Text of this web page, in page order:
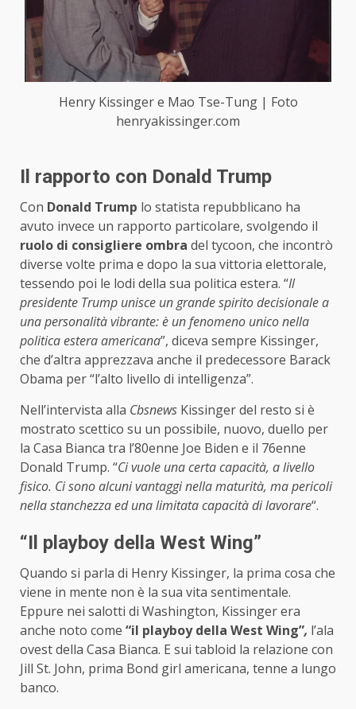
Henry Kissinger e Mao Tse-Tung | Foto
henryakissinger.com
Il rapporto con Donald Trump
Con Donald Trump lo statista repubblicano ha
avuto invece un rapporto particolare, svolgendo il
ruolo di consigliere ombra del tycoon, che incontrò
diverse volte prima e dopo la sua vittoria elettorale,
tessendo poi le lodi della sua politica estera. “Il
presidente Trump unisce un grande spirito decisionale a
una personalità vibrante: è un fenomeno unico nella
politica estera americana”, diceva sempre Kissinger,
che d’altra apprezzava anche il predecessore Barack
Obama per “l’alto livello di intelligenza”.
Nell’intervista alla Cbsnews Kissinger del resto si è
mostrato scettico su un possibile, nuovo, duello per
la Casa Bianca tra l’80enne Joe Biden e il 76enne
Donald Trump. “Ci vuole una certa capacità, a livello
fisico. Ci sono alcuni vantaggi nella maturità, ma pericoli
nella stanchezza ed una limitata capacità di lavorare“.
“Il playboy della West Wing”
Quando si parla di Henry Kissinger, la prima cosa che
viene in mente non è la sua vita sentimentale.
Eppure nei salotti di Washington, Kissinger era
anche noto come “il playboy della West Wing”, l’ala
ovest della Casa Bianca. E sui tabloid la relazione con
Jill St. John, prima Bond girl americana, tenne a lungo
banco.